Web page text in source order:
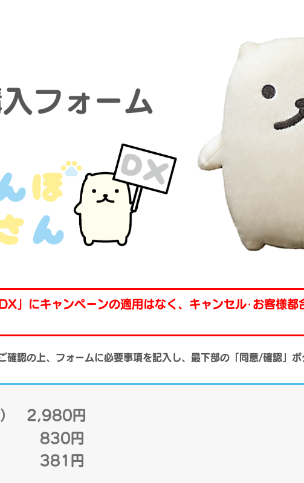
」にキャンペーンの適用はなく、キャンセル･お客様都
確認の上、フォームに必要事項を記入し、最下部の「同意/確認」
） 2,980円
） 830円
円